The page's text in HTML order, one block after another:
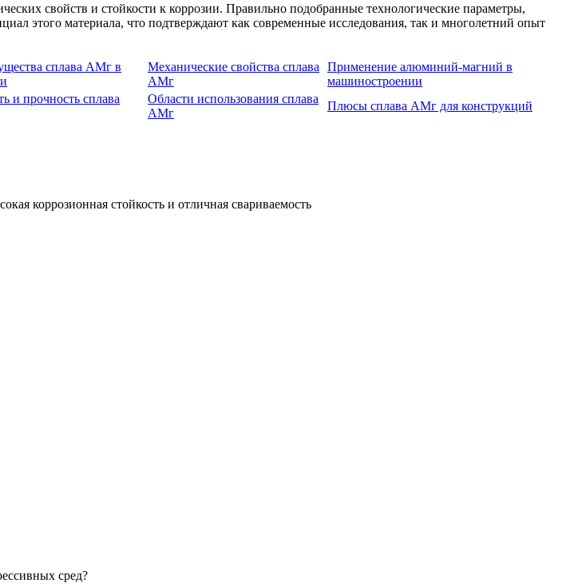
свойств и стойкости к коррозии. Правильно подобранные технологические параметры,
этого материала, что подтверждают как современные исследования, так и многолетний опыт
сплава АМг в
Механические свойства сплава
АМг
Применение алюминий-магний в
машиностроении
и прочность сплава
Области использования сплава
АМг
Плюсы сплава АМг для конструкций
сред?